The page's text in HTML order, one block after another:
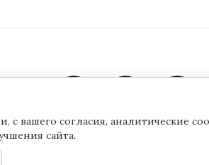
©2020 by Yana Toom
с вашего согласия, аналитические
сайта.